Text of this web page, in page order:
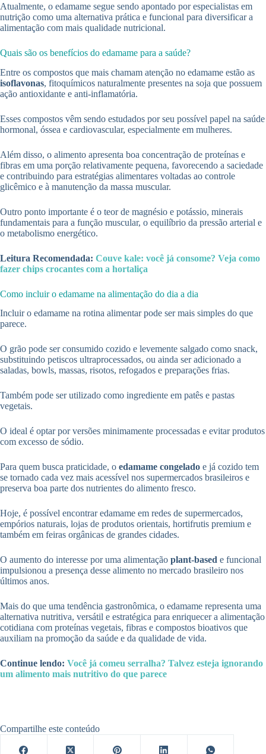
Atualmente, o edamame segue sendo apontado por especialistas em
nutrição como uma alternativa prática e funcional para diversificar a
alimentação com mais qualidade nutricional.
Quais são os benefícios do edamame para a saúde?
Entre os compostos que mais chamam atenção no edamame estão as
isoflavonas, fitoquímicos naturalmente presentes na soja que possuem
ação antioxidante e anti-inflamatória.
Esses compostos vêm sendo estudados por seu possível papel na saúde
hormonal, óssea e cardiovascular, especialmente em mulheres.
Além disso, o alimento apresenta boa concentração de proteínas e
fibras em uma porção relativamente pequena, favorecendo a saciedade
e contribuindo para estratégias alimentares voltadas ao controle
glicêmico e à manutenção da massa muscular.
Outro ponto importante é o teor de magnésio e potássio, minerais
fundamentais para a função muscular, o equilíbrio da pressão arterial e
o metabolismo energético.
Leitura Recomendada: Couve kale: você já consome? Veja como
fazer chips crocantes com a hortaliça
Como incluir o edamame na alimentação do dia a dia
Incluir o edamame na rotina alimentar pode ser mais simples do que
parece.
O grão pode ser consumido cozido e levemente salgado como snack,
substituindo petiscos ultraprocessados, ou ainda ser adicionado a
saladas, bowls, massas, risotos, refogados e preparações frias.
Também pode ser utilizado como ingrediente em patês e pastas
vegetais.
O ideal é optar por versões minimamente processadas e evitar produtos
com excesso de sódio.
Para quem busca praticidade, o edamame congelado e já cozido tem
se tornado cada vez mais acessível nos supermercados brasileiros e
preserva boa parte dos nutrientes do alimento fresco.
Hoje, é possível encontrar edamame em redes de supermercados,
empórios naturais, lojas de produtos orientais, hortifrutis premium e
também em feiras orgânicas de grandes cidades.
O aumento do interesse por uma alimentação plant-based e funcional
impulsionou a presença desse alimento no mercado brasileiro nos
últimos anos.
Mais do que uma tendência gastronômica, o edamame representa uma
alternativa nutritiva, versátil e estratégica para enriquecer a alimentação
cotidiana com proteínas vegetais, fibras e compostos bioativos que
auxiliam na promoção da saúde e da qualidade de vida.
Continue lendo: Você já comeu serralha? Talvez esteja ignorando
um alimento mais nutritivo do que parece
Compartilhe este conteúdo